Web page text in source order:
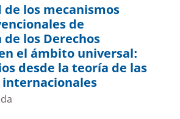
los mecanismos
de
los Derechos
el ámbito universal:
desde la teoría de las
internacionales